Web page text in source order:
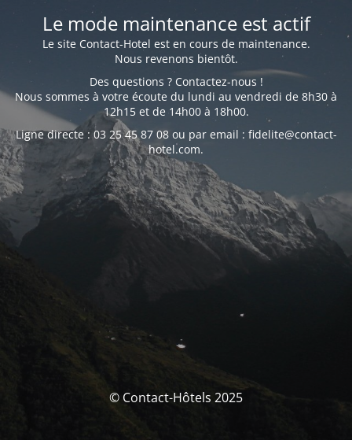
Le mode maintenance est actif
Le site Contact-Hotel est en cours de maintenance.
Nous revenons bientôt.
Des questions ? Contactez-nous !
Nous sommes à votre écoute du lundi au vendredi de 8h30 à
12h15 et de 14h00 à 18h00.
Ligne directe : 03 25 45 87 08 ou par email : fidelite@contact-
hotel.com.
© Contact-Hôtels 2025